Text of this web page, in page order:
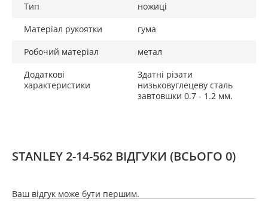
Тип
ножиці
Матеріал рукоятки
гума
Робочий матеріал
метал
Додаткові
характеристики
Здатні різати
низьковуглецеву сталь
завтовшки 0.7 - 1.2 мм.
STANLEY 2-14-562 ВІДГУКИ (ВСЬОГО 0)
Ваш відгук може бути першим.